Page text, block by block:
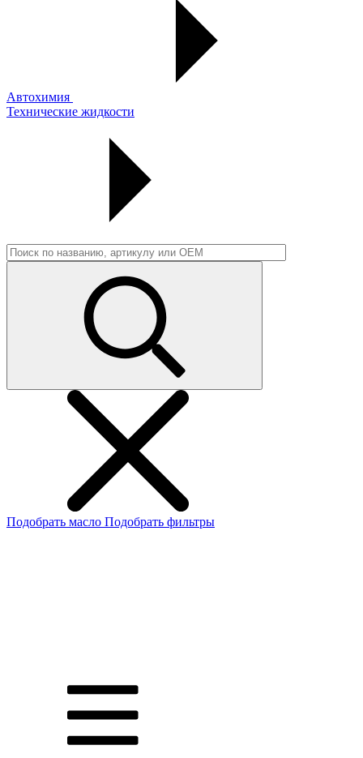
Автохимия
Технические жидкости
Подобрать масло Подобрать фильтры